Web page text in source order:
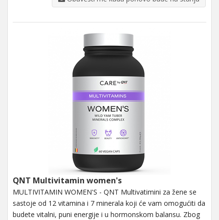
QNT Multivitamin women's
MULTIVITAMIN WOMEN'S - QNT Multivatimini za žene se
sastoje od 12 vitamina i 7 minerala koji će vam omogućiti da
budete vitalni, puni energije i u hormonskom balansu. Zbog